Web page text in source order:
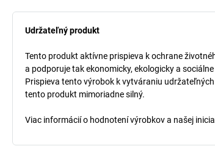
Udržateľný produkt
Tento produkt aktívne prispieva k ochrane
a podporuje tak ekonomicky, ekologicky a
Prispieva tento výrobok k vytváraniu
tento produkt mimoriadne silný.
Viac informácií o hodnotení výrobkov a našej